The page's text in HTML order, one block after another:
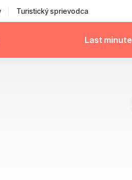
Turistický sprievodca
Last minute